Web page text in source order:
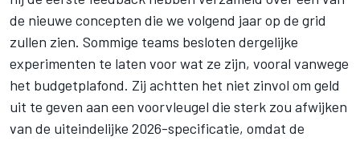
de nieuwe concepten die we volgend jaar op de grid
zullen zien. Sommige teams besloten dergelijke
experimenten te laten voor wat ze zijn, vooral vanwege
het budgetplafond. Zij achtten het niet zinvol om geld
uit te geven aan een voorvleugel die sterk zou afwijken
van de uiteindelijke 2026-specificatie, omdat de